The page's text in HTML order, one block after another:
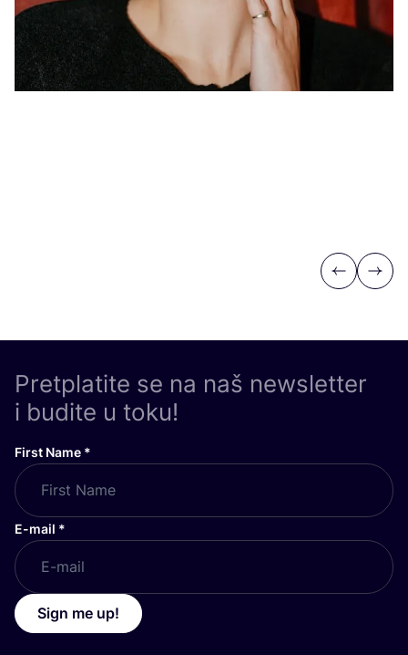
Previous
Next
Pretplatite se na naš newsletter
i budite u toku!
First Name *
E-mail *
Sign me up!